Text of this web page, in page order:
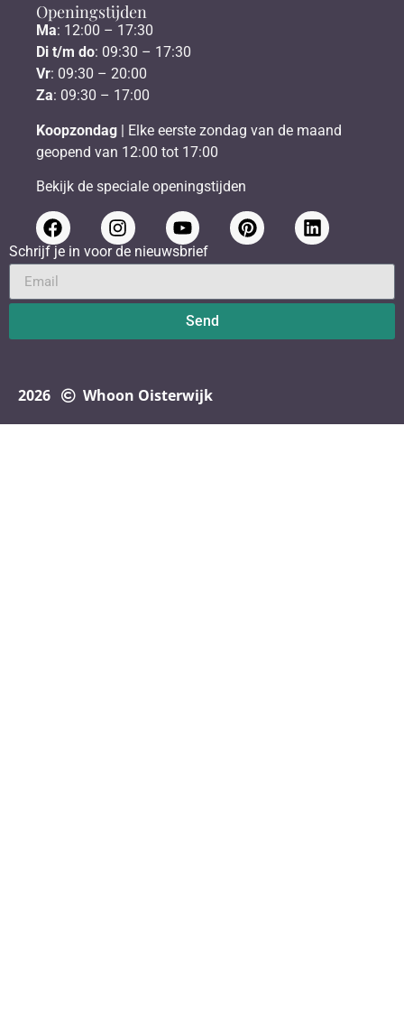
Openingstijden
Ma: 12:00 – 17:30
Di t/m do: 09:30 – 17:30
Vr: 09:30 – 20:00
Za: 09:30 – 17:00
Koopzondag | Elke eerste zondag van de maand
geopend van 12:00 tot 17:00
Bekijk de speciale openingstijden
Schrijf je in voor de nieuwsbrief
Send
2026 Whoon Oisterwijk